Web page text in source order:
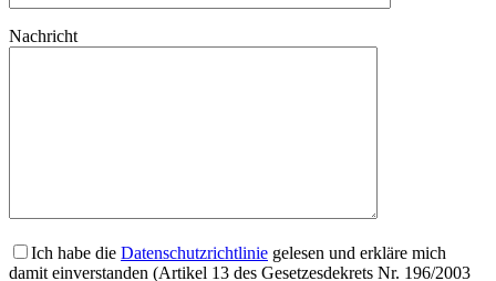
Nachricht
Ich habe die Datenschutzrichtlinie gelesen und erkläre mich
damit einverstanden (Artikel 13 des Gesetzesdekrets Nr. 196/2003